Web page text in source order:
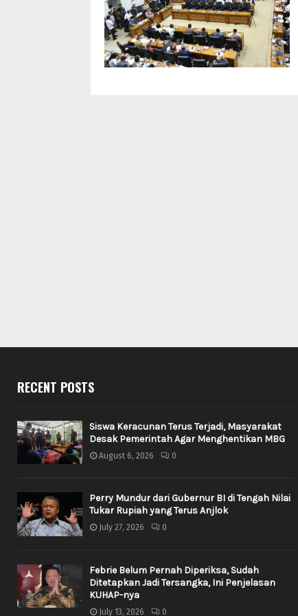
RECENT POSTS
Siswa Keracunan Terus Terjadi, Masyarakat
Desak Pemerintah Agar Menghentikan MBG
August 6, 2026 0
Perry Mundur dari Gubernur BI di Tengah Nilai
Tukar Rupiah yang Terus Anjlok
July 27, 2026 0
Febrie Belum Pernah Diperiksa, Sudah
Ditetapkan Jadi Tersangka, Ini Penjelasan
KUHAP-nya
July 13, 2026 0